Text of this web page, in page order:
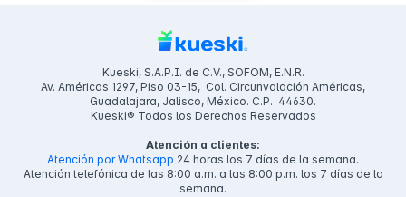
Kueski, S.A.P.I. de C.V., SOFOM, E.N.R.
Av. Américas 1297, Piso 03-15, Col. Circunvalación Américas,
Guadalajara, Jalisco, México. C.P. 44630.
Kueski® Todos los Derechos Reservados
Atención a clientes:
Atención por Whatsapp 24 horas los 7 días de la semana.
Atención telefónica de las 8:00 a.m. a las 8:00 p.m. los 7 días de la
semana.